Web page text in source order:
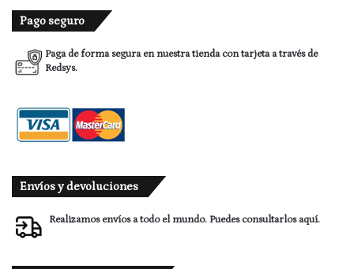
Pago seguro
Paga de forma segura en nuestra tienda con tarjeta a través de
Redsys.
Envíos y devoluciones
Realizamos envíos a todo el mundo. Puedes consultarlosaquí.